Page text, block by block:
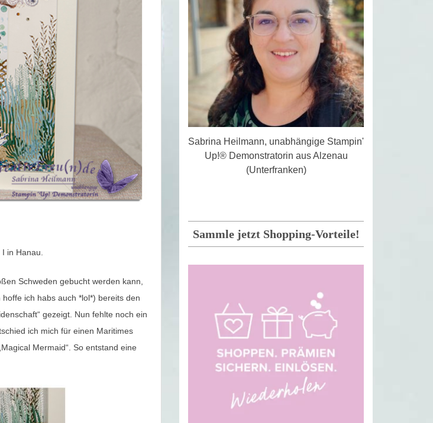
in Hanau.
Schweden gebucht werden kann,
ich habs auch *lol*) bereits den
gezeigt. Nun fehlte noch ein
ich mich für einen Maritimes
Mermaid“. So entstand eine
Sabrina Heilmann, unabhängige Stampin'
Up!® Demonstratorin aus Alzenau
(Unterfranken)
Sammle jetzt Shopping-Vorteile!